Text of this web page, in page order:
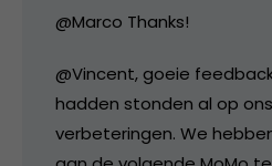
@Marco Thanks!
@Vincent, goeie
hadden stonden al op
verbeteringen. We